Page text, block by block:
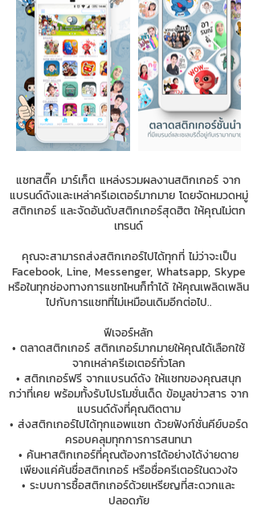
แชทสติ๊ค มาร์เก็ต แหล่งรวมผลงานสติกเกอร์ จาก
แบรนด์ดังและเหล่าครีเอเตอร์มากมาย โดยจัดหมวดหมู่
สติกเกอร์ และจัดอันดับสติกเกอร์สุดฮิต ให้คุณไม่ตก
เทรนด์
คุณจะสามารถส่งสติกเกอร์ไปได้ทุกที่ ไม่ว่าจะเป็น
Facebook, Line, Messenger, Whatsapp, Skype
หรือในทุกช่องทางการแชทไหนก็ทำได้ ให้คุณเพลิดเพลิน
ไปกับการแชทที่ไม่เหมือนเดิมอีกต่อไป..
ฟีเจอร์หลัก
• ตลาดสติกเกอร์ สติกเกอร์มากมายให้คุณได้เลือกใช้
จากเหล่าครีเอเตอร์ทั่วโลก
• สติกเกอร์ฟรี จากแบรนด์ดัง ให้แชทของคุณสนุก
กว่าที่เคย พร้อมทั้งรับโปรโมชั่นเด็ด ข้อมูลข่าวสาร จาก
แบรนด์ดังที่คุณติดตาม
• ส่งสติกเกอร์ไปได้ทุกแอพแชท ด้วยฟังก์ชั่นคีย์บอร์ด
ครอบคลุมทุกการการสนทนา
• ค้นหาสติกเกอร์ที่คุณต้องการได้อย่างได้ง่ายดาย
เพียงแค่ค้นชื่อสติกเกอร์ หรือชื่อครีเตอร์ในดวงใจ
• ระบบการซื้อสติกเกอร์ด้วยเหรียญที่สะดวกและ
ปลอดภัย